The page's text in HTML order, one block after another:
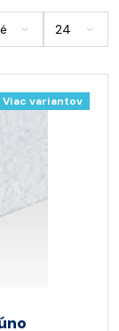
Viac variantov